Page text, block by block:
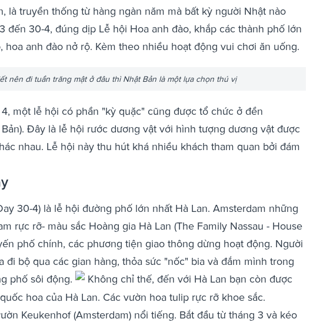
là truyền thống từ hàng ngàn năm mà bất kỳ người Nhật nào
đến 30-4, đúng dịp Lễ hội Hoa anh đào, khắp các thành phố lớn
hoa anh đào nở rộ. Kèm theo nhiều hoạt động vui chơi ăn uống.
nên đi tuần trăng mật ở đâu thì Nhật Bản là một lựa chọn thú vị
một lễ hội có phần "kỳ quặc" cũng được tổ chức ở đền
Bản). Đây là lễ hội rước dương vật với hình tượng dương vật được
nhau. Lễ hội này thu hút khá nhiều khách tham quan bởi đám
30-4) là lễ hội đường phố lớn nhất Hà Lan. Amsterdam những
rực rỡ- màu sắc Hoàng gia Hà Lan (The Family Nassau - House
phố chính, các phương tiện giao thông dừng hoạt động. Người
đi bộ qua các gian hàng, thỏa sức "nốc" bia và đắm mình trong
phố sôi động.
Không chỉ thế, đến với Hà Lan bạn còn được
hoa của Hà Lan. Các vườn hoa tulip rực rỡ khoe sắc.
Keukenhof (Amsterdam) nổi tiếng. Bắt đầu từ tháng 3 và kéo